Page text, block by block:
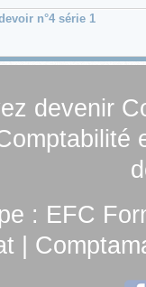
n°4 série 1
devenir
: EFC